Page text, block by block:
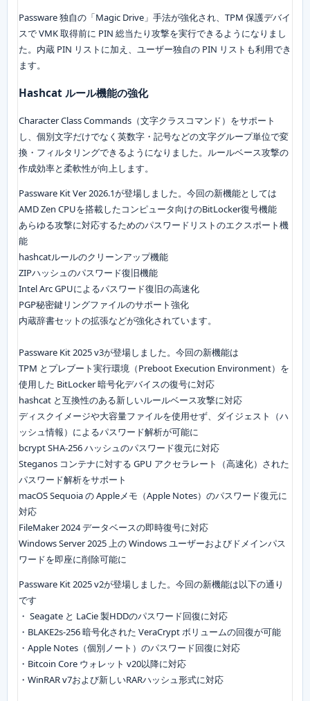
Passware 独自の「Magic Drive」手法が強化され、TPM 保護デバイ
スで VMK 取得前に PIN 総当たり攻撃を実行できるようになりまし
た。内蔵 PIN リストに加え、ユーザー独自の PIN リストも利用でき
ます。
Hashcat ルール機能の強化
Character Class Commands（文字クラスコマンド）をサポート
し、個別文字だけでなく英数字・記号などの文字グループ単位で変
換・フィルタリングできるようになりました。ルールベース攻撃の
作成効率と柔軟性が向上します。
Passware Kit Ver 2026.1が登場しました。今回の新機能としては
AMD Zen CPUを搭載したコンピュータ向けのBitLocker復号機能
あらゆる攻撃に対応するためのパスワードリストのエクスポート機
能
hashcatルールのクリーンアップ機能
ZIPハッシュのパスワード復旧機能
Intel Arc GPUによるパスワード復旧の高速化
PGP秘密鍵リングファイルのサポート強化
内蔵辞書セットの拡張などが強化されています。
Passware Kit 2025 v3が登場しました。今回の新機能は
TPM とプレブート実行環境（Preboot Execution Environment）を
使用した BitLocker 暗号化デバイスの復号に対応
hashcat と互換性のある新しいルールベース攻撃に対応
ディスクイメージや大容量ファイルを使用せず、ダイジェスト（ハ
ッシュ情報）によるパスワード解析が可能に
bcrypt SHA-256 ハッシュのパスワード復元に対応
Steganos コンテナに対する GPU アクセラレート（高速化）された
パスワード解析をサポート
macOS Sequoia の Appleメモ（Apple Notes）のパスワード復元に
対応
FileMaker 2024 データベースの即時復号に対応
Windows Server 2025 上の Windows ユーザーおよびドメインパス
ワードを即座に削除可能に
Passware Kit 2025 v2が登場しました。今回の新機能は以下の通り
です
・ Seagate と LaCie 製HDDのパスワード回復に対応
・BLAKE2s-256 暗号化された VeraCrypt ボリュームの回復が可能
・Apple Notes（個別ノート）のパスワード回復に対応
・Bitcoin Core ウォレット v20以降に対応
・WinRAR v7および新しいRARハッシュ形式に対応